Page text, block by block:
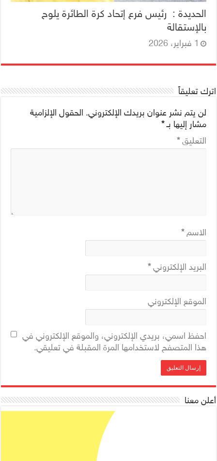
الحديدة : رئيس فرع إتحاد كرة الطائرة يلوح
بالإستقالة
1 فبراير، 2026
اترك تعليقاً
لن يتم نشر عنوان بريدك الإلكتروني. الحقول الإلزامية
مشار إليها بـ*
التعليق*
الاسم*
البريد الإلكتروني*
الموقع الإلكتروني
احفظ اسمي، بريدي الإلكتروني، والموقع الإلكتروني في
هذا المتصفح لاستخدامها المرة المقبلة في تعليقي.
أعلن معنا